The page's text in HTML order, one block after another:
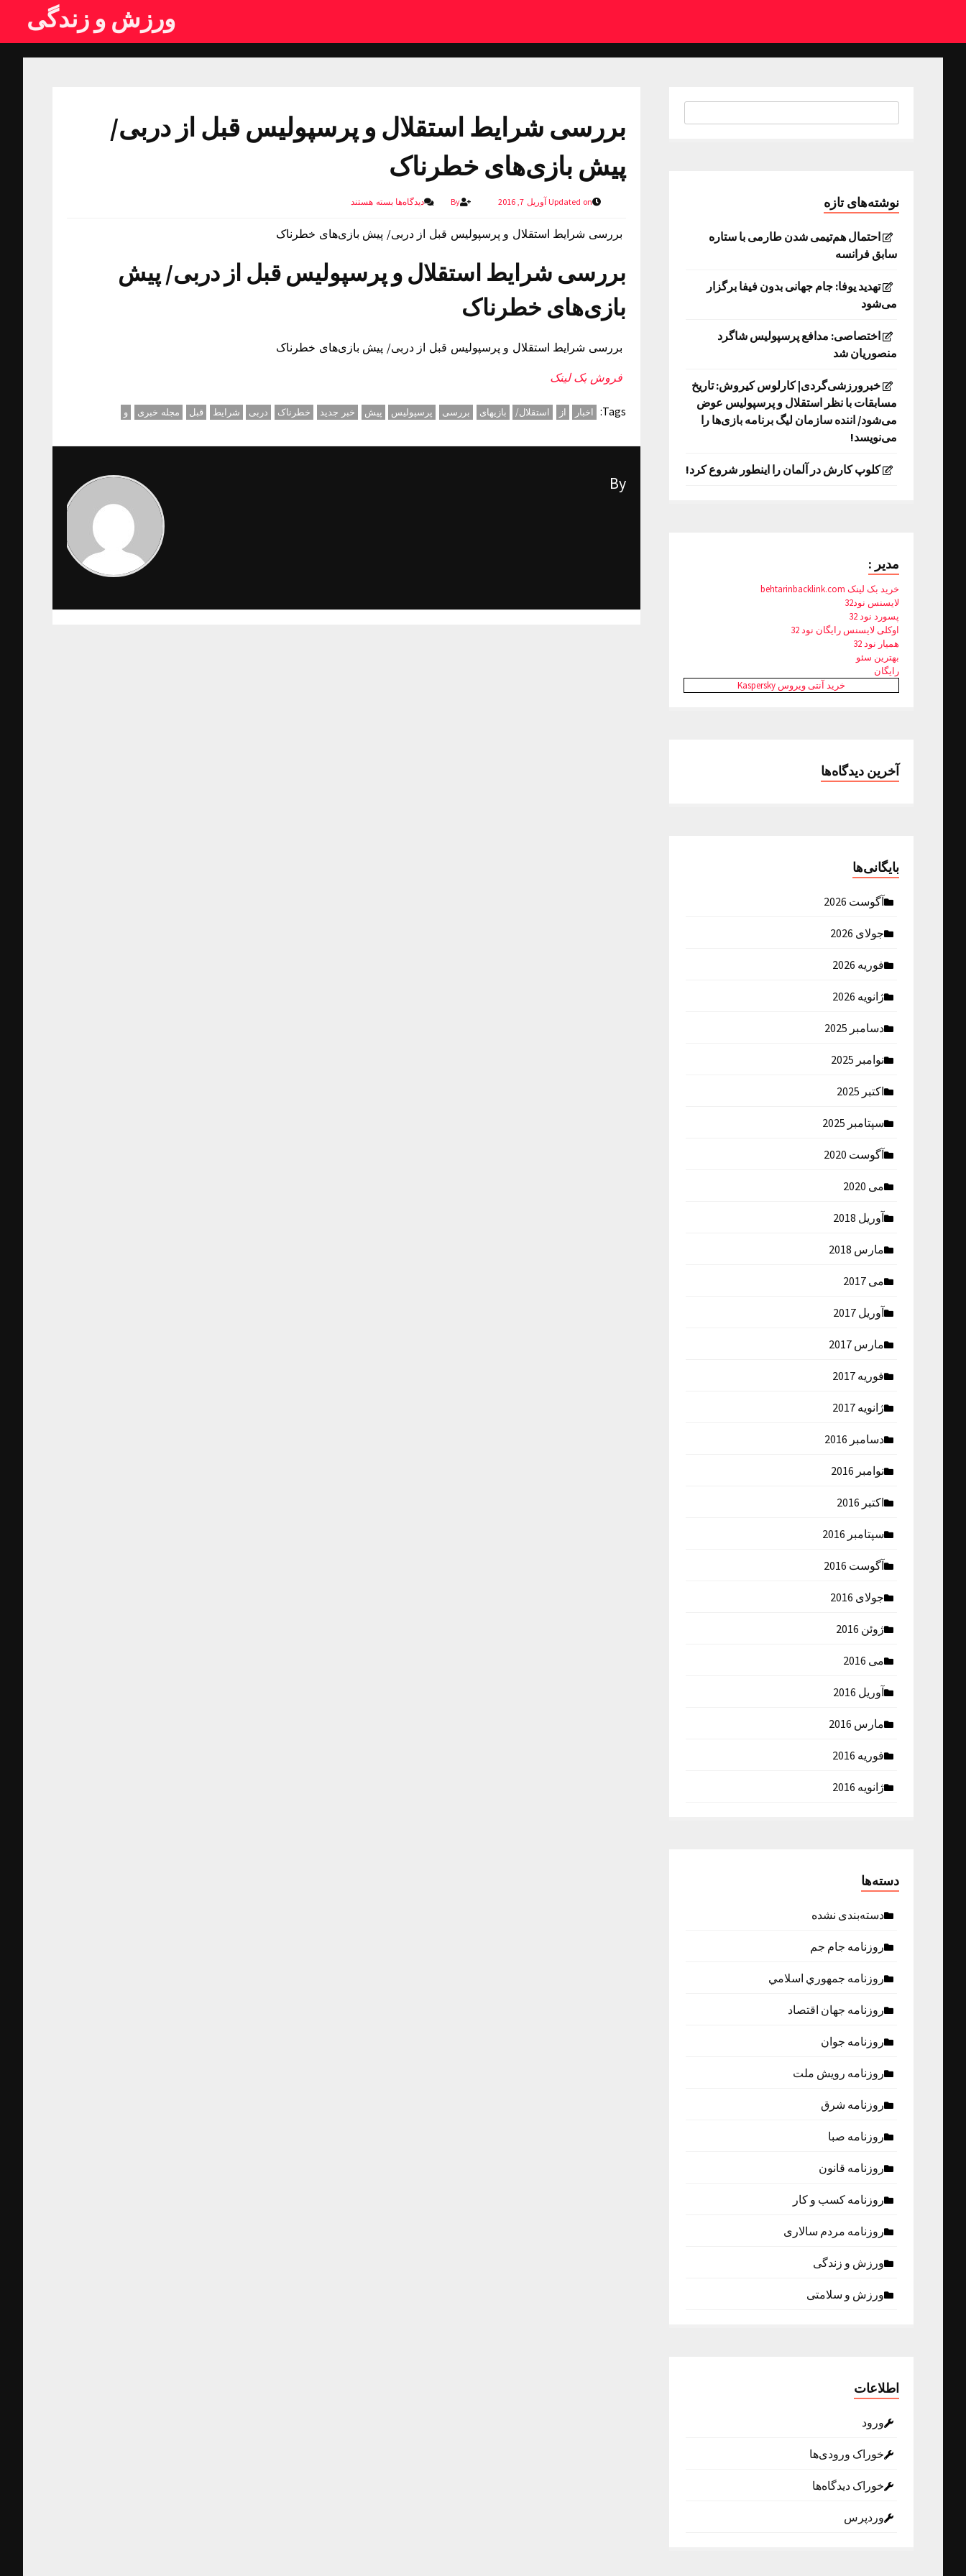
ورزش و زندگی
بررسی شرایط استقلال و پرسپولیس قبل از دربی/
پیش بازی‌های خطرناک
Updated on آوریل 7, 2016 By دیدگاه‌هابسته هستند
بررسی شرایط استقلال و پرسپولیس قبل از دربی/ پیش بازی‌های خطرناک
بررسی شرایط استقلال و پرسپولیس قبل از دربی/ پیش
بازی‌های خطرناک
بررسی شرایط استقلال و پرسپولیس قبل از دربی/ پیش بازی‌های خطرناک
فروش بک لینک
Tags: اخبار از استقلال/ بازیهای بررسی پرسپولیس پیش خبر جدید خطرناک دربی شرایط قبل مجله خبری و
By
نوشته‌های تازه
احتمال هم‌تیمی شدن طارمی با ستاره
سابق فرانسه
تهدید یوفا: جام جهانی بدون فیفا برگزار
می‌شود
اختصاصی: مدافع پرسپولیس شاگرد
منصوریان شد
خبرورزشی‌گردی| کارلوس کیروش: تاریخ
مسابقات با نظر استقلال و پرسپولیس عوض
می‌شود/ اننده سازمان لیگ برنامه بازی‌ها را
می‌نویسد!
کلوپ کارش در آلمان را اینطور شروع کرد!
مدیر :
خرید بک لینک behtarinbacklink.com
لایسنس نود32
پسورد نود 32
اوکلی لایسنس رایگان نود 32
همیار نود 32
بهترین سئو
رایگان
خرید آنتی ویروس Kaspersky
آخرین دیدگاه‌ها
بایگانی‌ها
آگوست 2026
جولای 2026
فوریه 2026
ژانویه 2026
دسامبر 2025
نوامبر 2025
اکتبر 2025
سپتامبر 2025
آگوست 2020
می 2020
آوریل 2018
مارس 2018
می 2017
آوریل 2017
مارس 2017
فوریه 2017
ژانویه 2017
دسامبر 2016
نوامبر 2016
اکتبر 2016
سپتامبر 2016
آگوست 2016
جولای 2016
ژوئن 2016
می 2016
آوریل 2016
مارس 2016
فوریه 2016
ژانویه 2016
دسته‌ها
دسته‌بندی نشده
روزنامه جام جم
روزنامه جمهوري اسلامي
روزنامه جهان اقتصاد
روزنامه جوان
روزنامه رویش ملت
روزنامه شرق
روزنامه صبا
روزنامه قانون
روزنامه كسب و كار
روزنامه مردم سالاری
ورزش و زندگی
ورزش و سلامتی
اطلاعات
ورود
خوراک ورودی‌ها
خوراک دیدگاه‌ها
وردپرس